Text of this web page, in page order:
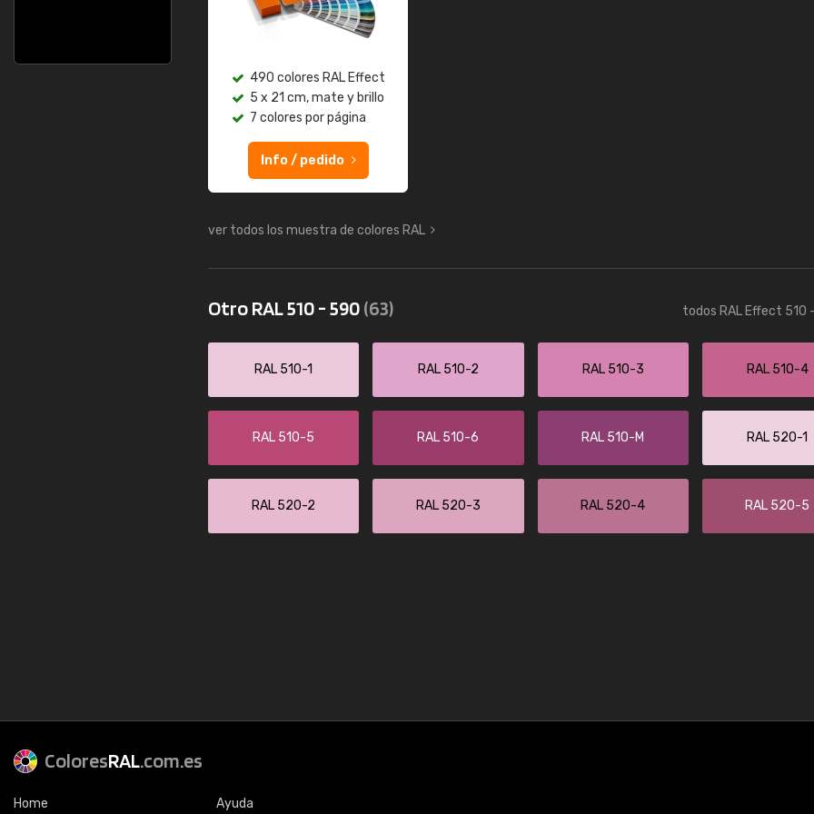
490 colores RAL Effect
5 x 21 cm, mate y brillo
7 colores por página
Info / pedido
ver todos los muestra de colores RAL
Otro RAL 510 - 590(63) todos RAL Effect 510
RAL 510-1 RAL 510-2 RAL 510-3 RAL 510-4
RAL 510-5 RAL 510-6 RAL 510-M RAL 520-1
RAL 520-2 RAL 520-3 RAL 520-4 RAL 520-5
ColoresRAL.com.es
Home Ayuda